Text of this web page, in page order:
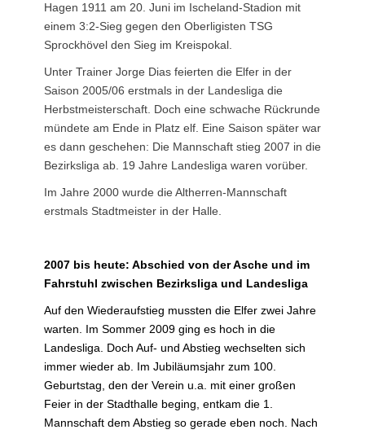
Hagen 1911 am 20. Juni im Ischeland-Stadion mit
einem 3:2-Sieg gegen den Oberligisten TSG
Sprockhövel den Sieg im Kreispokal.
Unter Trainer Jorge Dias feierten die Elfer in der
Saison 2005/06 erstmals in der Landesliga die
Herbstmeisterschaft. Doch eine schwache Rückrunde
mündete am Ende in Platz elf. Eine Saison später war
es dann geschehen: Die Mannschaft stieg 2007 in die
Bezirksliga ab. 19 Jahre Landesliga waren vorüber.
Im Jahre 2000 wurde die Altherren-Mannschaft
erstmals Stadtmeister in der Halle.
2007 bis heute: Abschied von der Asche und im
Fahrstuhl zwischen Bezirksliga und Landesliga
Auf den Wiederaufstieg mussten die Elfer zwei Jahre
warten. Im Sommer 2009 ging es hoch in die
Landesliga. Doch Auf- und Abstieg wechselten sich
immer wieder ab. Im Jubiläumsjahr zum 100.
Geburtstag, den der Verein u.a. mit einer großen
Feier in der Stadthalle beging, entkam die 1.
Mannschaft dem Abstieg so gerade eben noch. Nach